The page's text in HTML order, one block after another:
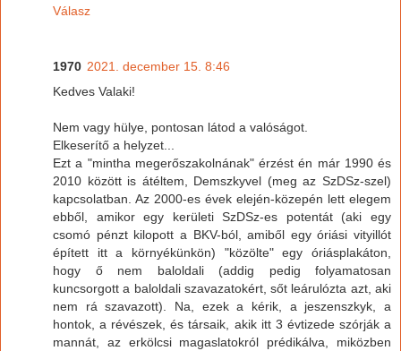
Válasz
1970 2021. december 15. 8:46
Kedves Valaki!
Nem vagy hülye, pontosan látod a valóságot.
Elkeserítő a helyzet...
Ezt a "mintha megerőszakolnának" érzést én már 1990 és
2010 között is átéltem, Demszkyvel (meg az SzDSz-szel)
kapcsolatban. Az 2000-es évek elején-közepén lett elegem
ebből, amikor egy kerületi SzDSz-es potentát (aki egy
csomó pénzt kilopott a BKV-ból, amiből egy óriási vityillót
épített itt a környékünkön) "közölte" egy óriásplakáton,
hogy ő nem baloldali (addig pedig folyamatosan
kuncsorgott a baloldali szavazatokért, sőt leárulózta azt, aki
nem rá szavazott). Na, ezek a kérik, a jeszenszkyk, a
hontok, a révészek, és társaik, akik itt 3 évtizede szórják a
mannát, az erkölcsi magaslatokról prédikálva, miközben